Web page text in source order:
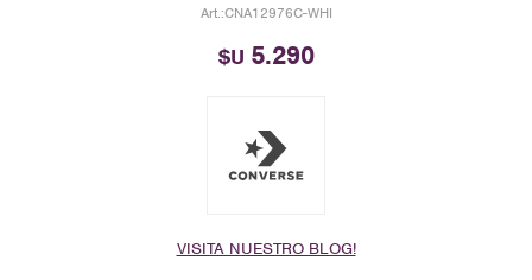
CNA12976C-WHI
$U 5.290
VISITA NUESTRO BLOG!